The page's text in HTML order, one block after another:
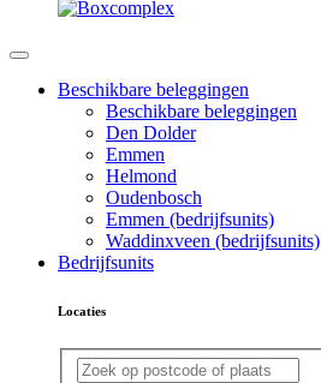
Beschikbare beleggingen
Beschikbare beleggingen
Den Dolder
Emmen
Helmond
Oudenbosch
Emmen (bedrijfsunits)
Waddinxveen (bedrijfsunits)
Bedrijfsunits
Locaties